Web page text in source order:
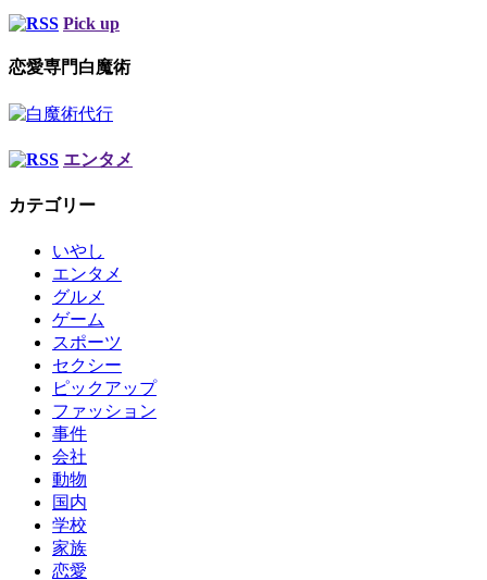
Pick up
恋愛専門白魔術
エンタメ
カテゴリー
いやし
エンタメ
グルメ
ゲーム
スポーツ
セクシー
ピックアップ
ファッション
事件
会社
動物
国内
学校
家族
恋愛